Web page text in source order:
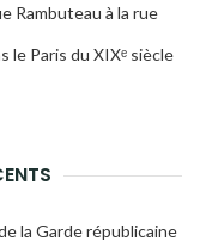
Rambuteau à la rue
le Paris du XIXᵉ siècle
la Garde républicaine